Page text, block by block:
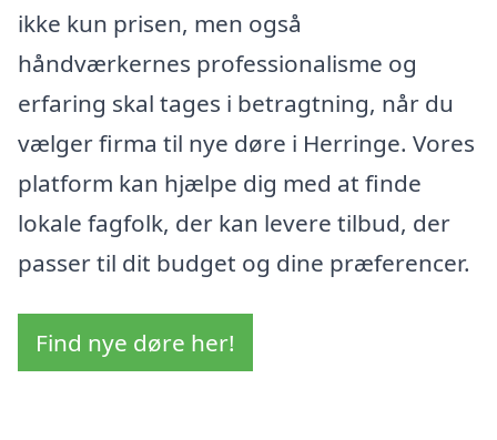
ikke kun prisen, men også
håndværkernes professionalisme og
erfaring skal tages i betragtning, når du
vælger firma til nye døre i Herringe. Vores
platform kan hjælpe dig med at finde
lokale fagfolk, der kan levere tilbud, der
passer til dit budget og dine præferencer.
Find nye døre her!